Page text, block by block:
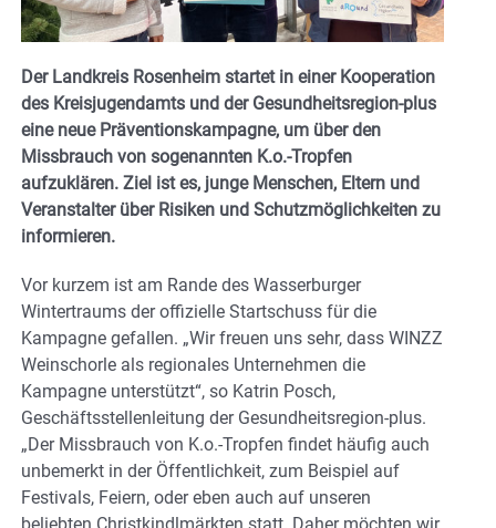
Der Landkreis Rosenheim startet in einer Kooperation
des Kreisjugendamts und der Gesundheitsregion-plus
eine neue Präventionskampagne, um über den
Missbrauch von sogenannten K.o.-Tropfen
aufzuklären. Ziel ist es, junge Menschen, Eltern und
Veranstalter über Risiken und Schutzmöglichkeiten zu
informieren.
Vor kurzem ist am Rande des Wasserburger
Wintertraums der offizielle Startschuss für die
Kampagne gefallen. „Wir freuen uns sehr, dass WINZZ
Weinschorle als regionales Unternehmen die
Kampagne unterstützt“, so Katrin Posch,
Geschäftsstellenleitung der Gesundheitsregion-plus.
„Der Missbrauch von K.o.-Tropfen findet häufig auch
unbemerkt in der Öffentlichkeit, zum Beispiel auf
Festivals, Feiern, oder eben auch auf unseren